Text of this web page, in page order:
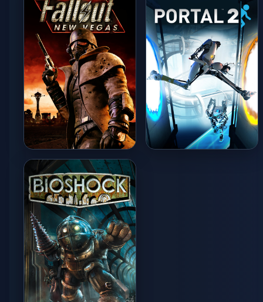
ULTRA / 60 FPS
Fallout: New Vegas
HIGH / 60 FPS